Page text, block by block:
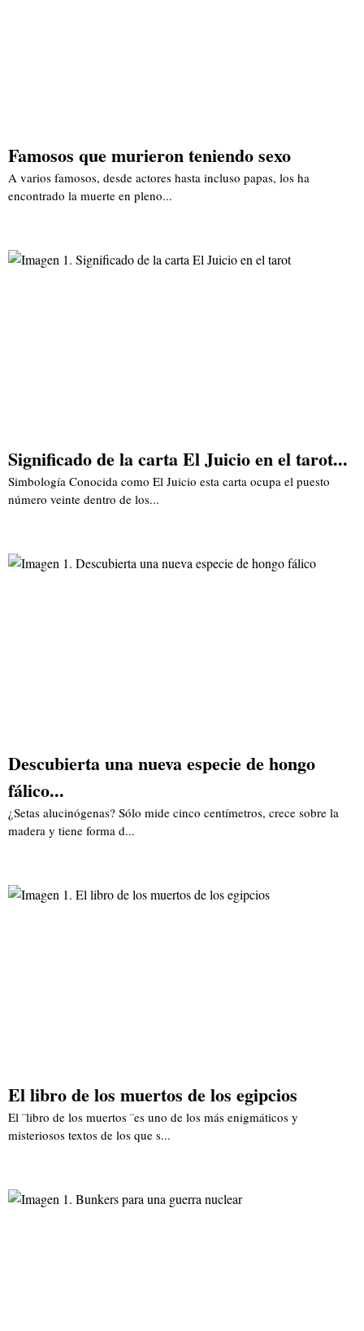
Famosos que murieron teniendo sexo
A varios famosos, desde actores hasta incluso papas, los ha
encontrado la muerte en pleno...
Significado de la carta El Juicio en el tarot...
Simbología Conocida como El Juicio esta carta ocupa el puesto
número veinte dentro de los...
Descubierta una nueva especie de hongo
fálico...
¿Setas alucinógenas? Sólo mide cinco centímetros, crece sobre la
madera y tiene forma d...
El libro de los muertos de los egipcios
El ¨libro de los muertos ¨es uno de los más enigmáticos y
misteriosos textos de los que s...